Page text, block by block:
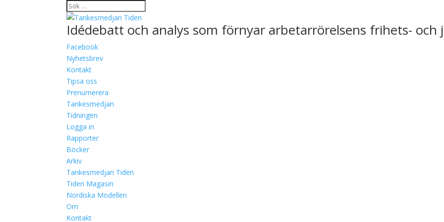
Idédebatt och analys som förnyar arbetarrörelsens frihets- och
Facebook
Nyhetsbrev
Kontakt
Tipsa oss
Prenumerera
Tankesmedjan
Tidningen
Logga in
Rapporter
Böcker
Arkiv
Tankesmedjan Tiden
Tiden Magasin
Nordiska Modellen
Om
Kontakt